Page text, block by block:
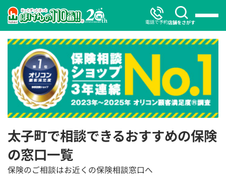
電話で予約店舗をさがす
太子町で相談できるおすすめの保険
の窓口一覧
保険のご相談はお近くの保険相談窓口へ